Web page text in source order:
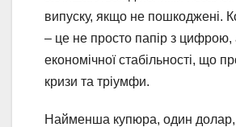
випуску, якщо не пошкоджені.
– це не просто папір з
економічної стабільності, що
кризи та тріумфи.
Найменша купюра, один